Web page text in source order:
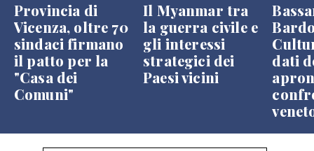
Provincia di
Vicenza, oltre 70
sindaci firmano
il patto per la
"Casa dei
Comuni"
Il Myanmar tra
la guerra civile e
gli interessi
strategici dei
Paesi vicini
dati